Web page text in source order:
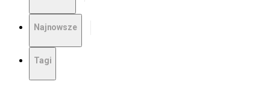
Najnowsze
Tagi